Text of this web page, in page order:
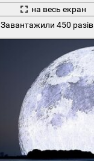
на весь екран
Завантажили 450 разів